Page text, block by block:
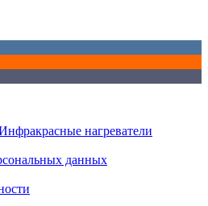
нагреватели
данных